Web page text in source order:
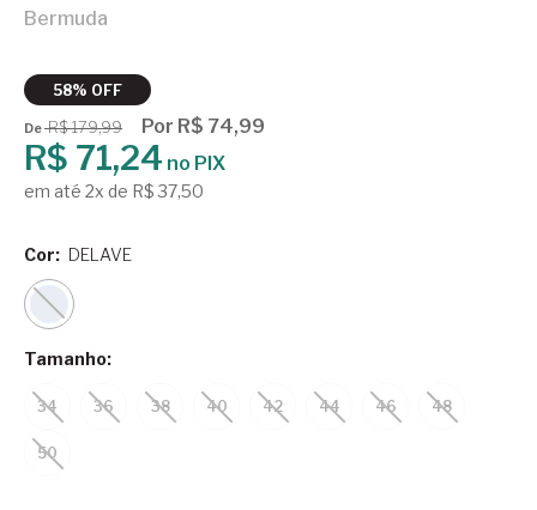
Bermuda
58% OFF
DeR$ 179,99 Por R$ 74,99
R$ 71,24 no PIX
em até 2x de R$ 37,50
Tamanho:
34 36 38 40 42 44 46 48
50
Cor: DELAVE